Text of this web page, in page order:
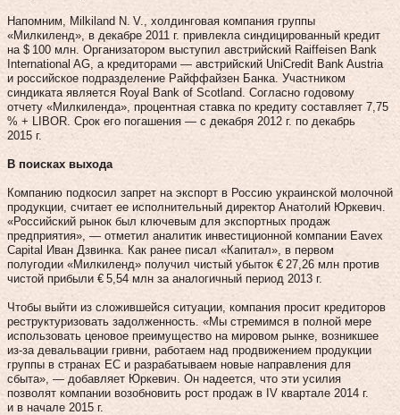
Напомним, Milkiland N. V., холдинговая компания группы
«Милкиленд», в декабре 2011 г. привлекла синдицированный кредит
на $ 100 млн. Организатором выступил австрийский Raiffeisen Bank
International AG, а кредиторами — австрийский UniCredit Bank Austria
и российское подразделение Райффайзен Банка. Участником
синдиката является Royal Bank of Scotland. Согласно годовому
отчету «Милкиленда», процентная ставка по кредиту составляет 7,75
% + LIBOR. Срок его погашения — с декабря 2012 г. по декабрь
2015 г.
В поисках выхода
Компанию подкосил запрет на экспорт в Россию украинской молочной
продукции, считает ее исполнительный директор Анатолий Юркевич.
«Российский рынок был ключевым для экспортных продаж
предприятия», — отметил аналитик инвестиционной компании Eavex
Capital Иван Дзвинка. Как ранее писал «Капитал», в первом
полугодии «Милкиленд» получил чистый убыток € 27,26 млн против
чистой прибыли € 5,54 млн за аналогичный период 2013 г.
Чтобы выйти из сложившейся ситуации, компания просит кредиторов
реструктуризовать задолженность. «Мы стремимся в полной мере
использовать ценовое преимущество на мировом рынке, возникшее
из‑за девальвации гривни, работаем над продвижением продукции
группы в странах ЕС и разрабатываем новые направления для
сбыта», — добавляет Юркевич. Он надеется, что эти усилия
позволят компании возобновить рост продаж в IV квартале 2014 г.
и в начале 2015 г.